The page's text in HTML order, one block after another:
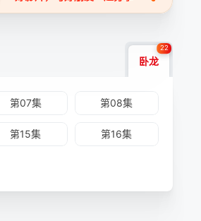
卧龙
22
第07集 第08集
第15集 第16集